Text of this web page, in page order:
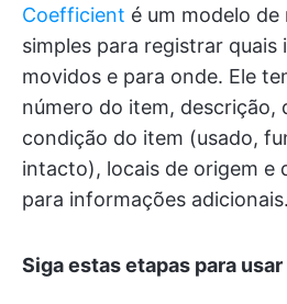
Coefficient é um modelo
simples para registrar quais
movidos e para onde. Ele
número do item, descrição,
condição do item (usado,
intacto), locais de origem e
para informações adicionais.
Siga estas etapas para